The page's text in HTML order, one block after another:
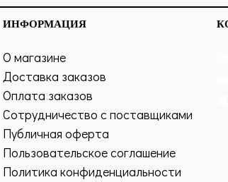
ИНФОРМАЦИЯ
О магазине
Доставка заказов
Оплата заказов
Сотрудничество с поставщиками
Публичная оферта
Пользовательское соглашение
Политика конфиденциальности